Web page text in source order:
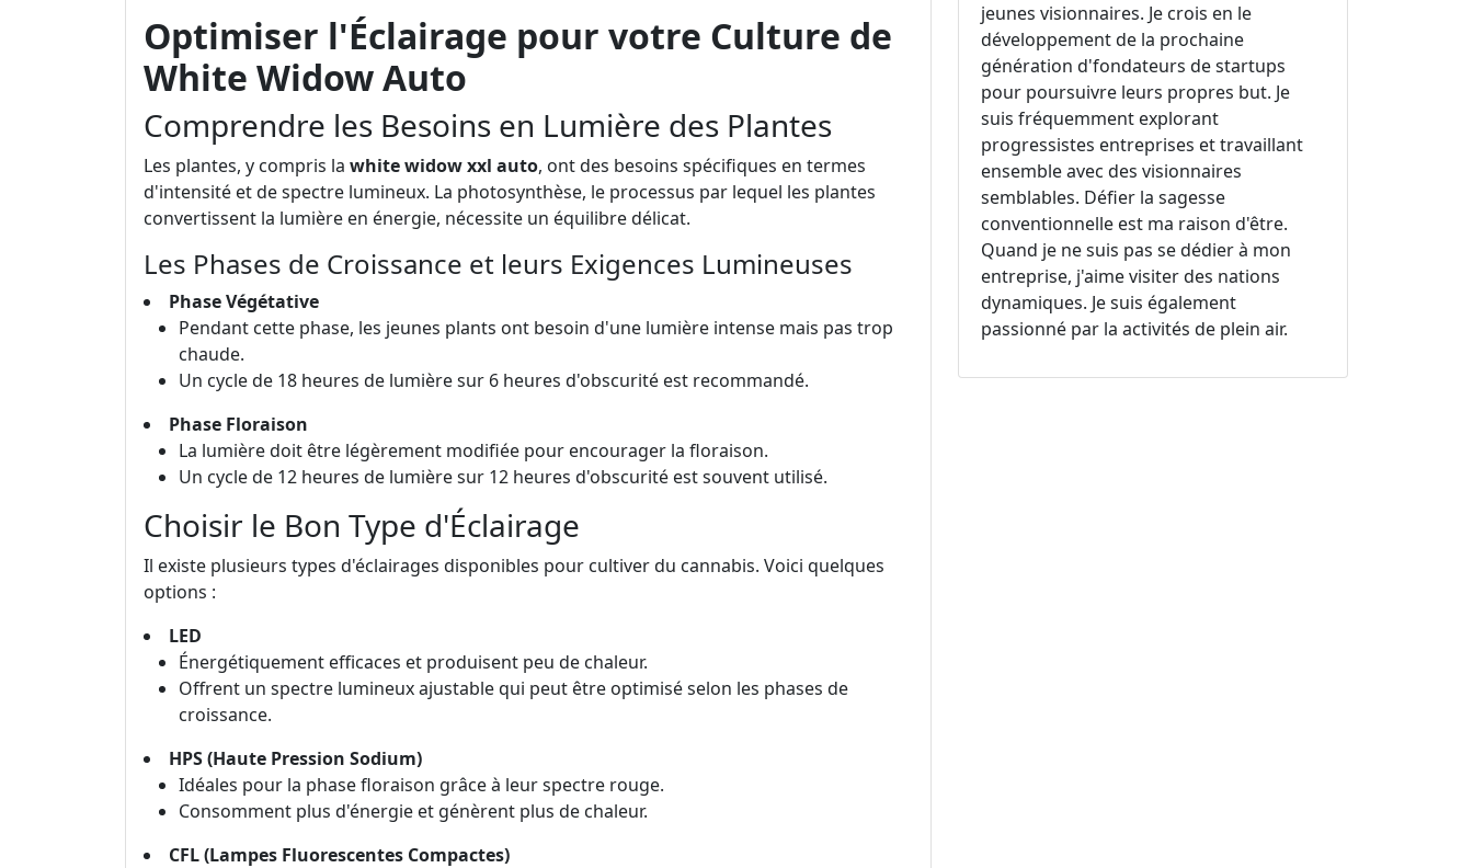
Optimiser l'Éclairage pour votre Culture de
White Widow Auto
Comprendre les Besoins en Lumière des Plantes
Les plantes, y compris la white widow xxl auto, ont des besoins spécifiques en termes
d'intensité et de spectre lumineux. La photosynthèse, le processus par lequel les plantes
convertissent la lumière en énergie, nécessite un équilibre délicat.
Les Phases de Croissance et leurs Exigences Lumineuses
Phase Végétative
Pendant cette phase, les jeunes plants ont besoin d'une lumière intense mais pas trop
chaude.
Un cycle de 18 heures de lumière sur 6 heures d'obscurité est recommandé.
Phase Floraison
La lumière doit être légèrement modifiée pour encourager la floraison.
Un cycle de 12 heures de lumière sur 12 heures d'obscurité est souvent utilisé.
Choisir le Bon Type d'Éclairage
Il existe plusieurs types d'éclairages disponibles pour cultiver du cannabis. Voici quelques
options :
LED
Énergétiquement efficaces et produisent peu de chaleur.
Offrent un spectre lumineux ajustable qui peut être optimisé selon les phases de
croissance.
HPS (Haute Pression Sodium)
Idéales pour la phase floraison grâce à leur spectre rouge.
Consomment plus d'énergie et génèrent plus de chaleur.
CFL (Lampes Fluorescentes Compactes)
jeunes visionnaires. Je crois en le
développement de la prochaine
génération d'fondateurs de startups
pour poursuivre leurs propres but. Je
suis fréquemment explorant
progressistes entreprises et travaillant
ensemble avec des visionnaires
semblables. Défier la sagesse
conventionnelle est ma raison d'être.
Quand je ne suis pas se dédier à mon
entreprise, j'aime visiter des nations
dynamiques. Je suis également
passionné par la activités de plein air.